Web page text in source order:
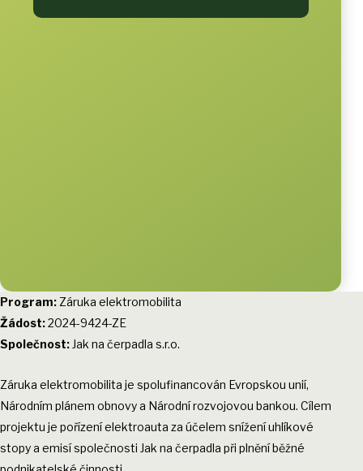
Program:Záruka elektromobilita
Žádost:2024-9424-ZE
Společnost:Jak na čerpadla s.r.o.
Záruka elektromobilita je spolufinancován Evropskou unií,
Národním plánem obnovy a Národní rozvojovou bankou. Cílem
projektu je pořízení elektroauta za účelem snížení uhlíkové
stopy a emisí společnosti Jak na čerpadla při plnění běžné